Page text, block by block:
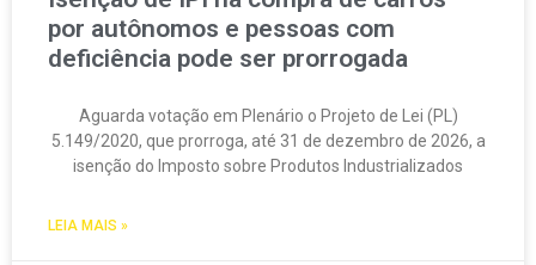
por autônomos e pessoas com
deficiência pode ser prorrogada
Aguarda votação em Plenário o Projeto de Lei (PL)
5.149/2020, que prorroga, até 31 de dezembro de 2026, a
isenção do Imposto sobre Produtos Industrializados
LEIA MAIS »